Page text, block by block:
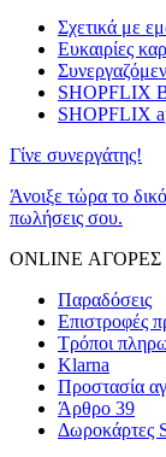
Σχετικά με
Ευκαιρίες
SHOPFLIX
SHOPFLIX
Γίνε συνεργάτης!
Άνοιξε τώρα το
πωλήσεις σου.
ONLINE ΑΓΟΡΕΣ
Παραδόσεις
Επιστροφές
Τρόποι
Klarna
Προστασία
Άρθρο 39
Δωροκάρτες